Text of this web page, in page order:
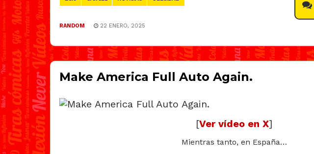
RANDOM 22 ENERO, 2025
Make America Full Auto Again.
[Ver vídeo en X]
Mientras tanto, en España…